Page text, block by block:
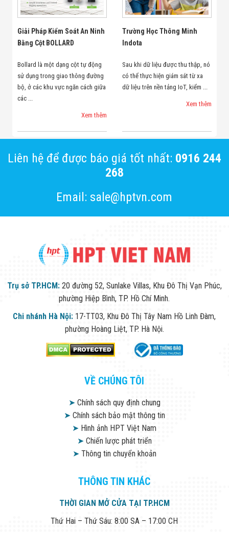
Giải Pháp Kiểm Soát An Ninh
Bằng Cột BOLLARD
Bollard là một dạng cột tự động
sử dụng trong giao thông đường
bộ, ở các khu vực ngăn cách giữa
các ...
Xem thêm
Trường Học Thông Minh
Indota
Sau khi dữ liệu được thu thập, nó
có thể thực hiện giám sát từ xa
dữ liệu trên nền tảng IoT, kiểm ...
Xem thêm
Liên hệ để được báo giá tốt nhất: 0916 244
268
Email: sale@hptvn.com
Trụ sở TP.HCM: 20 đường 52, Sunlake Villas, Khu Đô Thị Vạn Phúc,
phường Hiệp Bình, TP. Hồ Chí Minh.
Chi nhánh Hà Nội: 17-TT03, Khu Đô Thị Tây Nam Hồ Linh Đàm,
phường Hoàng Liệt, TP. Hà Nội.
VỀ CHÚNG TÔI
➤Chính sách quy định chung
➤Chính sách bảo mật thông tin
➤ Hình ảnh HPT Việt Nam
➤Chiến lược phát triển
➤Thông tin chuyển khoản
THÔNG TIN KHÁC
THỜI GIAN MỞ CỬA TẠI TP.HCM
Thứ Hai – Thứ Sáu: 8:00 SA – 17:00 CH